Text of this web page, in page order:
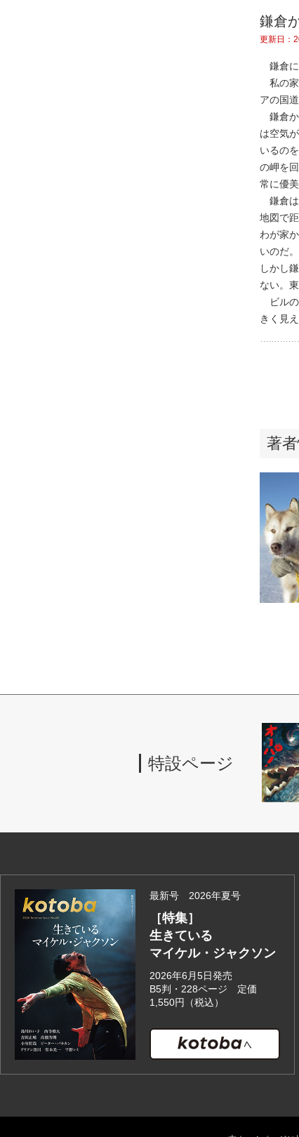
鎌倉
更新日：
鎌倉に
私の家
アの国
鎌倉か
は空気
いるの
の岬を
常に優
鎌倉は
地図で
わが家
いのだ
しかし
ない。
ビルの
きく見
著
特設ページ
最新号 2026年夏号
［特集］
生きている
マイケル・ジャクソン
2026年6月5日発売
B5判・228ページ 定価
1,550円（税込）